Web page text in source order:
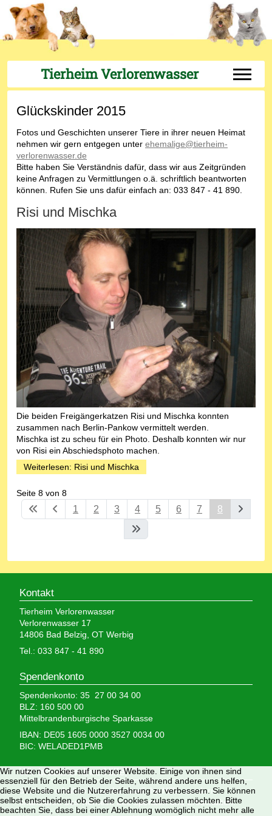
Tierheim Verlorenwasser Off-
Glückskinder 2015
Fotos und Geschichten unserer Tiere in ihrer neuen Heimat
nehmen wir gern entgegen unter ehemalige@tierheim-
verlorenwasser.de
Bitte haben Sie Verständnis dafür, dass wir aus Zeitgründen
keine Anfragen zu Vermittlungen o.ä. schriftlich beantworten
können. Rufen Sie uns dafür einfach an: 033 847 - 41 890.
Risi und Mischka
Die beiden Freigängerkatzen Risi und Mischka konnten
zusammen nach Berlin-Pankow vermittelt werden.
Mischka ist zu scheu für ein Photo. Deshalb konnten wir nur
von Risi ein Abschiedsphoto machen.
Weiterlesen: Risi und Mischka
Seite 8 von 8
1 2 3 4 5 6 7 8
Kontakt
Tierheim Verlorenwasser
Verlorenwasser 17
14806 Bad Belzig, OT Werbig
Tel.: 033 847 - 41 890
Spendenkonto
Spendenkonto: 35 27 00 34 00
BLZ: 160 500 00
Mittelbrandenburgische Sparkasse
IBAN: DE05 1605 0000 3527 0034 00
BIC: WELADED1PMB
Wir brauchen Ihre Hilfe,
denn wir erhalten keinerlei staatliche Hilfe, sondern
finanzieren das Tierheim aus Spenden und Erbschaften.
Wir nutzen Cookies auf unserer Website. Einige von ihnen sind
essenziell für den Betrieb der Seite, während andere uns helfen,
diese Website und die Nutzererfahrung zu verbessern. Sie können
selbst entscheiden, ob Sie die Cookies zulassen möchten. Bitte
beachten Sie, dass bei einer Ablehnung womöglich nicht mehr alle